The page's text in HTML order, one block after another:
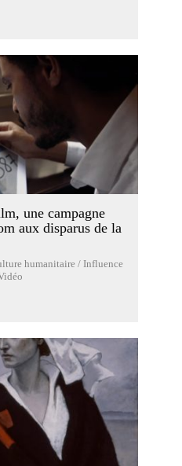
une campagne
aux disparus de la
humanitaire / Influence